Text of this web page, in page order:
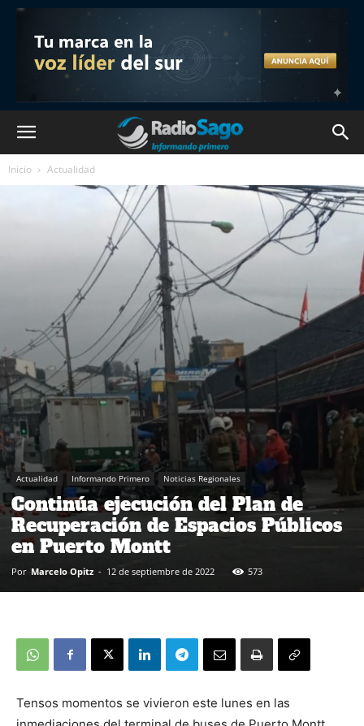
Inicio Actualidad
Actualidad Informando Primero Noticias Regionales
Continúa ejecución del Plan de
Recuperación de Espacios Públicos
en Puerto Montt
Por Marcelo Opitz - 12 de septiembre de 2022 573
Tensos momentos se vivieron este lunes en las